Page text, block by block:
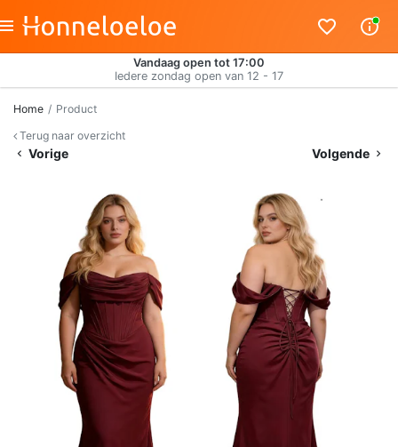
Vandaag open tot 17:00
Iedere zondag open van 12 - 17
Home
Product
Terug naar overzicht
Vorige Volgende